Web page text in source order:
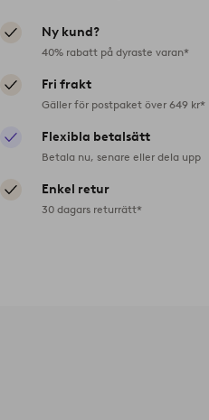
Ny kund?
40% rabatt på dyraste varan*
Fri frakt
Gäller för postpaket över 649 kr*
Flexibla betalsätt
Betala nu, senare eller dela upp
Enkel retur
30 dagars returrätt*